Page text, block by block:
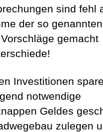
sind fehl
der so genannten
gemacht
Investitionen
notwendige
Geldes
zulegen